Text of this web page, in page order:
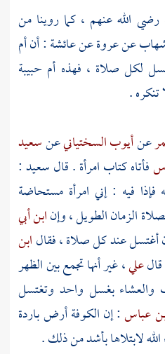
الله عنهم ، كما روينا من
عنعروةعنعائشة: أنأم
لكل صلاة ، فهذه أم حبيبة
.
عنأيوب السختيانيعنسعيد
فأتاه كتاب امرأة . قالسعيد:
فإذا فيه : إني امرأة مستحاضة
الزمان الطويل ، وإنابن أبي
أغتسل عند كل صلاة ، فقالابن
علي، غير أنها تجمع بين الظهر
والعشاء بغسل واحد وتغتسل
عباس: إنالكوفةأرض باردة
لابتلاها بأشد من ذلك .